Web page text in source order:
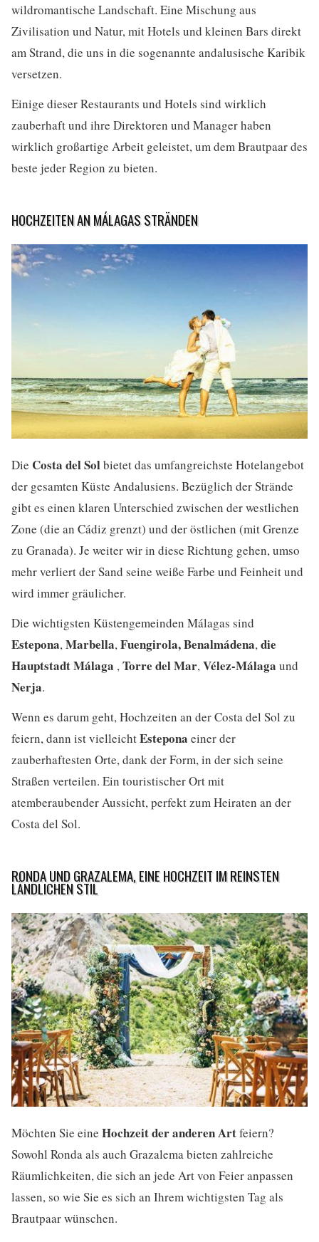
wildromantische Landschaft. Eine Mischung aus
Zivilisation und Natur, mit Hotels und kleinen Bars direkt
am Strand, die uns in die sogenannte andalusische Karibik
versetzen.
Einige dieser Restaurants und Hotels sind wirklich
zauberhaft und ihre Direktoren und Manager haben
wirklich großartige Arbeit geleistet, um dem Brautpaar des
beste jeder Region zu bieten.
HOCHZEITEN AN MÁLAGAS STRÄNDEN
Die Costa del Solbietet das umfangreichste Hotelangebot
der gesamten Küste Andalusiens. Bezüglich der Strände
gibt es einen klaren Unterschied zwischen der westlichen
Zone (die an Cádiz grenzt) und der östlichen (mit Grenze
zu Granada). Je weiter wir in diese Richtung gehen, umso
mehr verliert der Sand seine weiße Farbe und Feinheit und
wird immer gräulicher.
Die wichtigsten Küstengemeinden Málagas sind
Estepona, Marbella, Fuengirola,Benalmádena, die
Hauptstadt Málaga , Torre del Mar, Vélez-Málaga und
Nerja.
Wenn es darum geht, Hochzeiten an der Costa del Sol zu
feiern, dann ist vielleichtEstepona einer der
zauberhaftesten Orte, dank der Form, in der sich seine
Straßen verteilen. Ein touristischer Ort mit
atemberaubender Aussicht, perfekt zum Heiraten an der
Costa del Sol.
RONDA UND GRAZALEMA, EINE HOCHZEIT IM REINSTEN
LÄNDLICHEN STIL
Möchten Sie eine Hochzeit der anderen Artfeiern?
Sowohl Ronda als auch Grazalema bieten zahlreiche
Räumlichkeiten, die sich an jede Art von Feier anpassen
lassen, so wie Sie es sich an Ihrem wichtigsten Tag als
Brautpaar wünschen.